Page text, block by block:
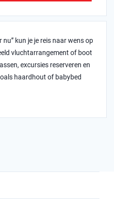
nu” kun je je reis naar wens op
vluchtarrangement of boot
excursies reserveren en
haardhout of babybed